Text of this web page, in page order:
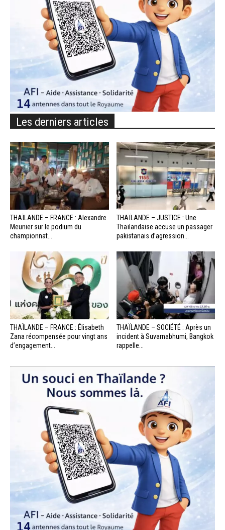
Les derniers articles
THAÏLANDE – FRANCE : Alexandre
Meunier sur le podium du
championnat...
THAÏLANDE – JUSTICE : Une
Thaïlandaise accuse un passager
pakistanais d’agression...
THAÏLANDE – FRANCE : Élisabeth
Zana récompensée pour vingt ans
d’engagement...
THAÏLANDE – SOCIÉTÉ : Après un
incident à Suvarnabhumi, Bangkok
rappelle...